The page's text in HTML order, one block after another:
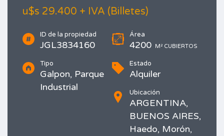
u$s 29.400 + IVA (Billetes)
ID de la propiedad
JGL3834160
Área
4200 M² CUBIERTOS
Tipo
Galpon, Parque
Industrial
Estado
Alquiler
Ubicación
ARGENTINA,
BUENOS AIRES,
Haedo, Morón,